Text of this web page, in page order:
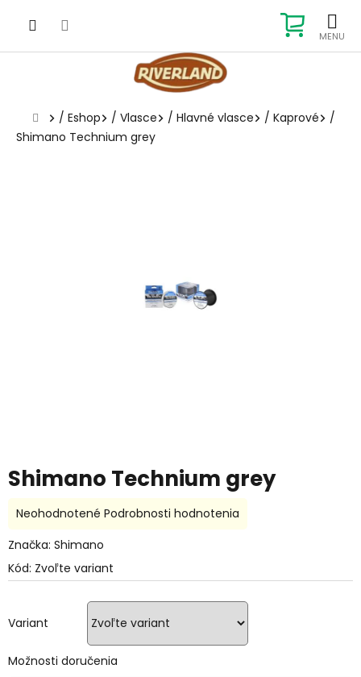
KOŠÍK
Domov
/ Eshop / Vlasce / Hlavné vlasce / Kaprové
/
Shimano Technium grey
Shimano Technium grey
Kód: Zvoľte variant
Variant
Možnosti doručenia
Priemerné
produktu
0,0
hviezdičiek.
Neohodnotené Podrobnosti hodnotenia
Značka: Shimano